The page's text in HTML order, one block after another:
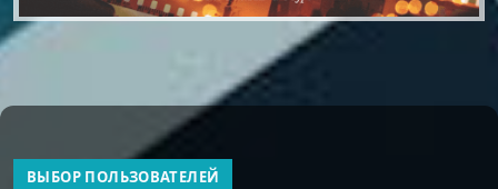
ВЫБОР ПОЛЬЗОВАТЕЛЕЙ